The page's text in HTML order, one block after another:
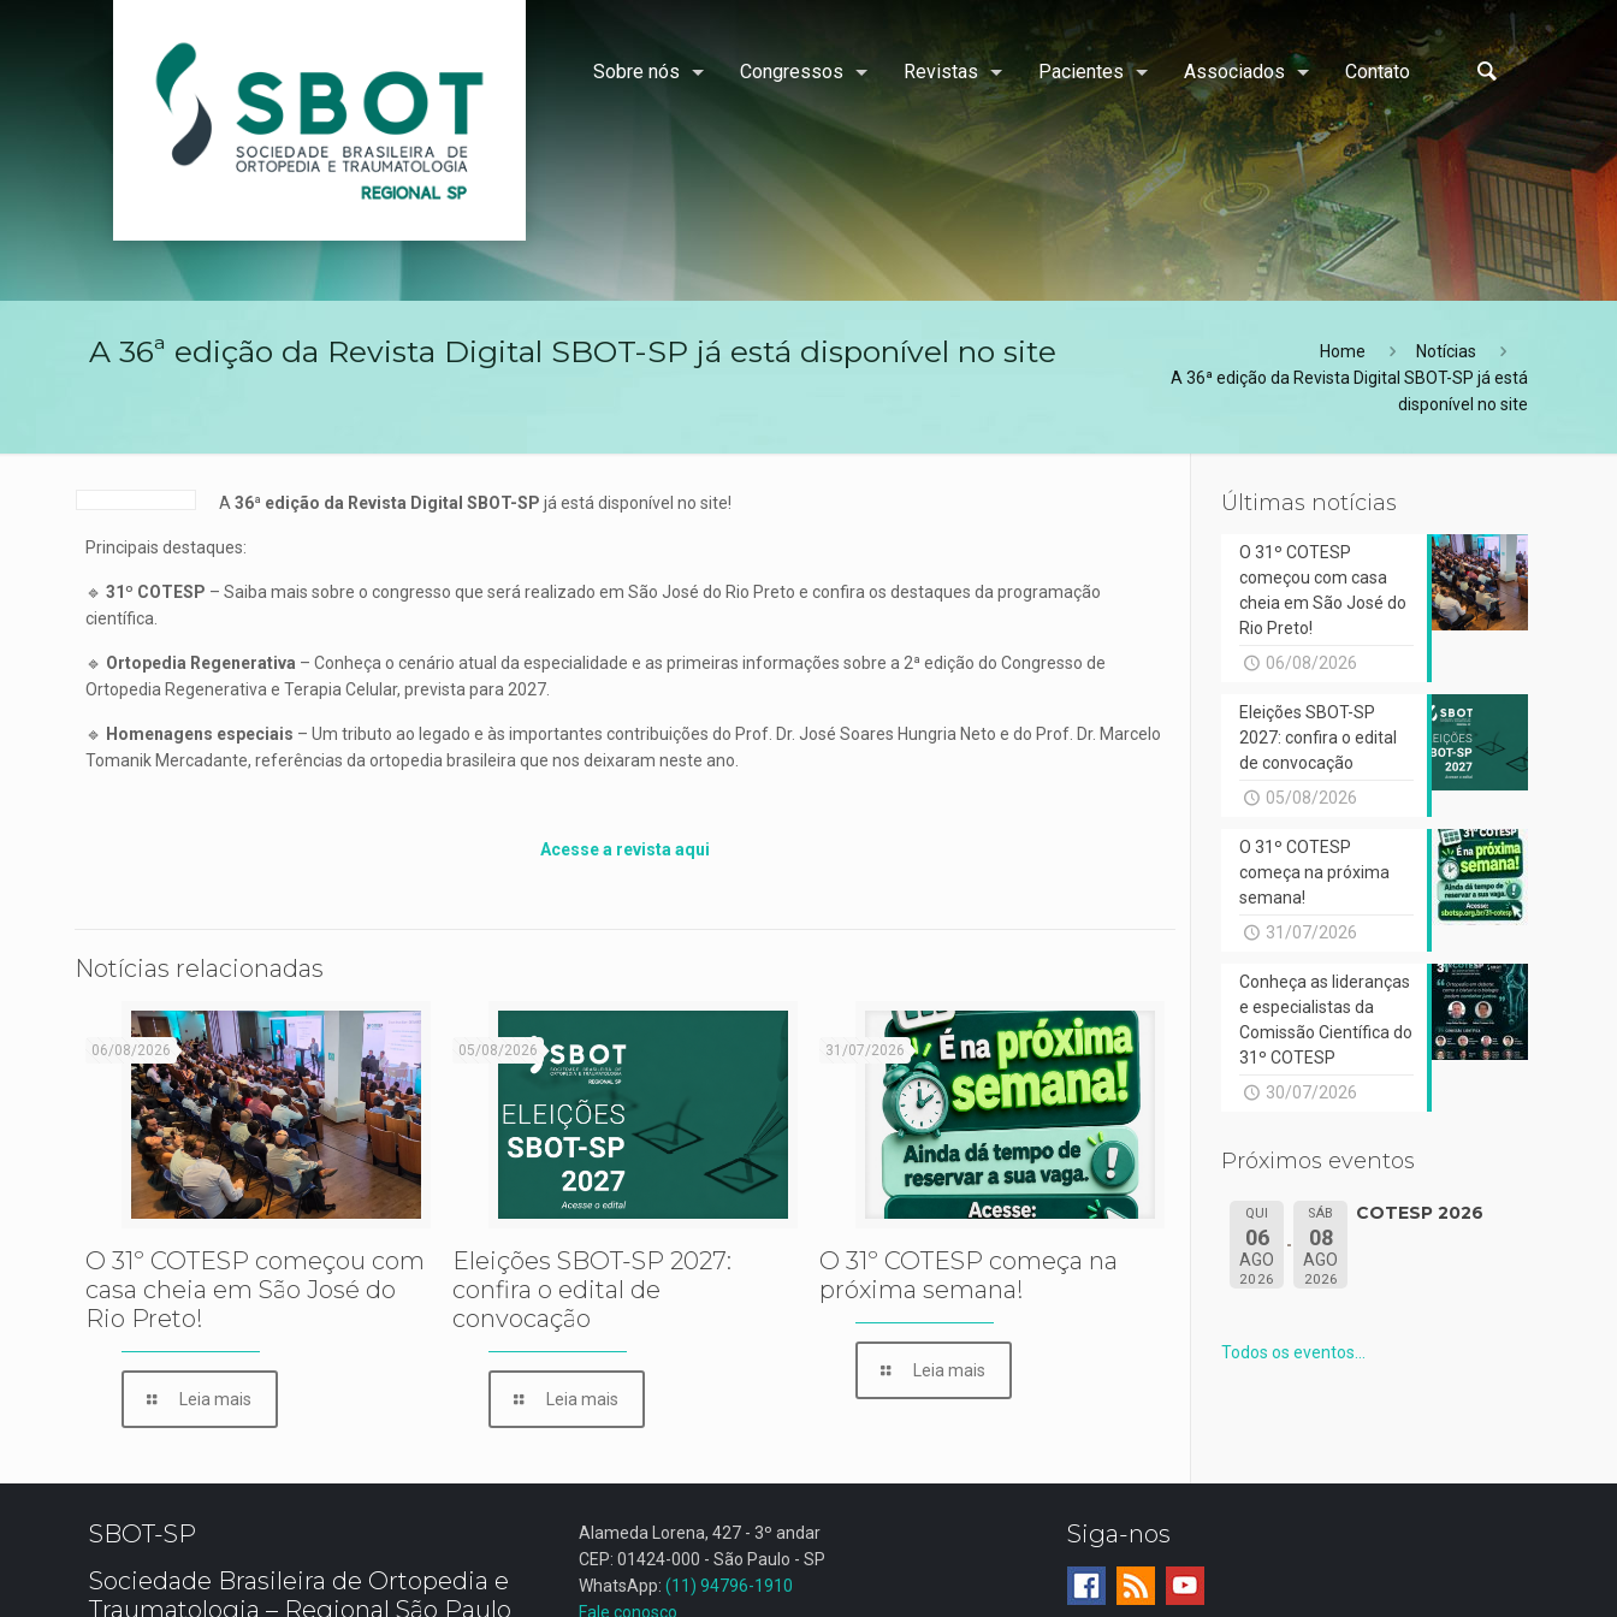
Sobre nós Congressos Revistas Pacientes Associados Contato
A 36ª edição da Revista Digital SBOT-SP já está disponível no site Home
Notícias
A 36ª edição da Revista Digital SBOT-SP já está
disponível no site
A 36ª edição da Revista Digital SBOT-SP já está disponível no site!
Principais destaques:
🔹31º COTESP – Saiba mais sobre o congresso que será realizado em São José do Rio Preto e confira os destaques da programação
científica.
🔹 Ortopedia Regenerativa – Conheça o cenário atual da especialidade e as primeiras informações sobre a 2ª edição do Congresso de
Ortopedia Regenerativa e Terapia Celular, prevista para 2027.
🔹 Homenagens especiais – Um tributo ao legado e às importantes contribuições do Prof. Dr. José Soares Hungria Neto e do Prof. Dr. Marcelo
Tomanik Mercadante, referências da ortopedia brasileira que nos deixaram neste ano.
Acesse a revista aqui
Notícias relacionadas
06/08/2026
O 31º COTESP começou com
casa cheia em São José do
Rio Preto!
Leia mais
05/08/2026
Eleições SBOT-SP 2027:
confira o edital de
convocação
Leia mais
31/07/2026
O 31º COTESP começa na
próxima semana!
Leia mais
Últimas notícias
O 31º COTESP
começou com casa
cheia em São José do
Rio Preto!
06/08/2026
Eleições SBOT-SP
2027: confira o edital
de convocação
05/08/2026
O 31º COTESP
começa na próxima
semana!
31/07/2026
Conheça as lideranças
e especialistas da
Comissão Científica do
31º COTESP
30/07/2026
Próximos eventos
QUI
06
AGO
2026
SÁB
08
AGO
2026
COTESP 2026
Todos os eventos...
SBOT-SP
Sociedade Brasileira de Ortopedia e
Traumatologia – Regional São Paulo
Alameda Lorena, 427 - 3º andar
CEP: 01424-000 - São Paulo - SP
WhatsApp: (11) 94796-1910
Fale conosco
Siga-nos